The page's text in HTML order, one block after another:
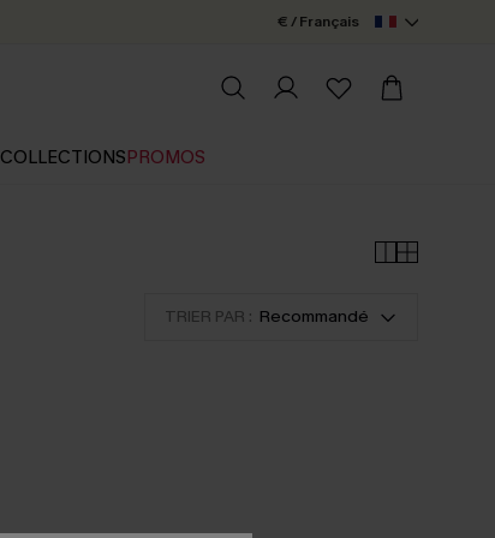
€ / Français
COLLECTIONSPROMOS
TRIER PAR : Recommandé